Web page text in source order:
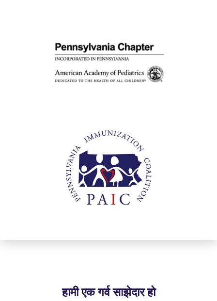
हामी एक गर्व साझेदार हो